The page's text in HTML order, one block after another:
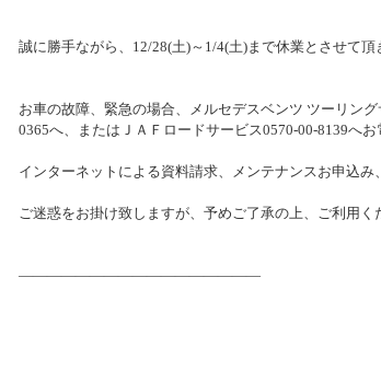
誠に勝手ながら、12/28(土)～1/4(土)まで休業とさせて頂
お車の故障、緊急の場合、メルセデスベンツ ツーリン
0365へ、またはＪＡＦロードサービス0570-00-8139へお
インターネットによる資料請求、メンテナンスお申込み
ご迷惑をお掛け致しますが、予めご了承の上、ご利用く
―――――――――――――――――